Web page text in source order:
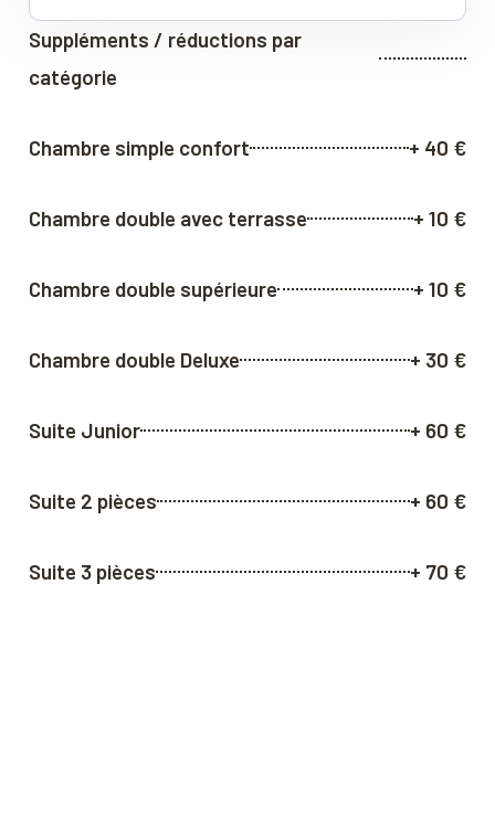
Suppléments / réductions par
catégorie
Chambre simple confort + 40 €
Chambre double avec terrasse + 10 €
Chambre double supérieure + 10 €
Chambre double Deluxe + 30 €
Suite Junior + 60 €
Suite 2 pièces + 60 €
Suite 3 pièces + 70 €